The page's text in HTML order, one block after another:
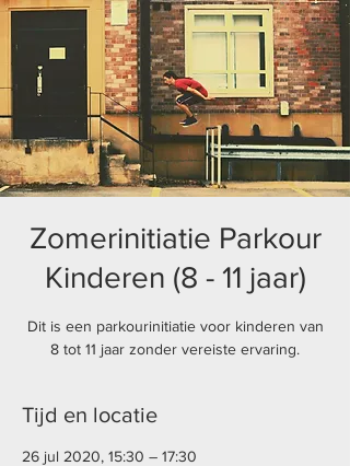
Zomerinitiatie Parkour
Kinderen (8 - 11 jaar)
Dit is een parkourinitiatie voor kinderen van
8 tot 11 jaar zonder vereiste ervaring.
Tijd en locatie
26 jul 2020, 15:30 – 17:30